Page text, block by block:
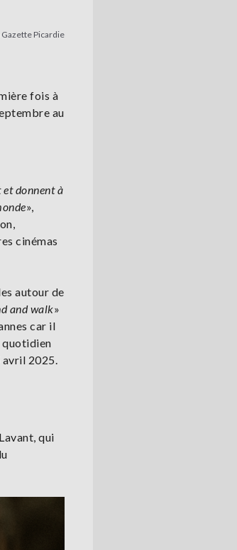
Gazette Picardie
fois à
au
donnent à
»,
cinémas
autour de
and walk»
car il
quotidien
avril 2025.
qui